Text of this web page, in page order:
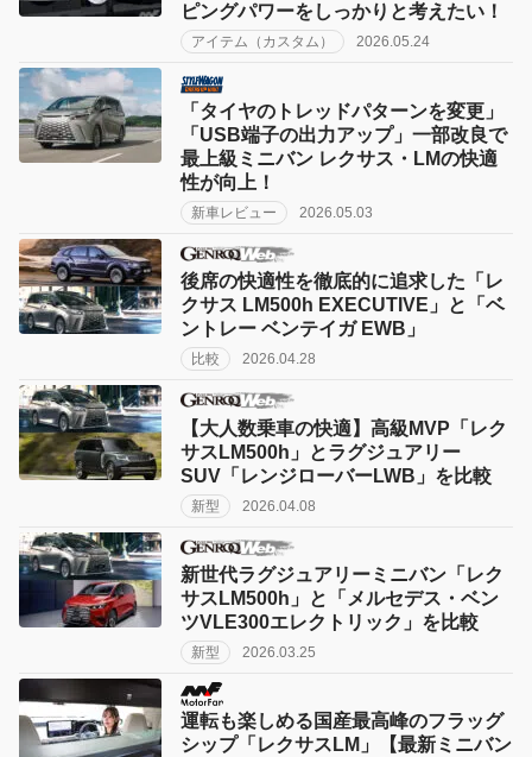
ピングパワーをしっかりと考えたい！
アイテム（カスタム） 2026.05.24
「タイヤのトレッドパターンを変更」
「USB端子の出力アップ」一部改良で
最上級ミニバン レクサス・LMの快適
性が向上！
新車レビュー 2026.05.03
後席の快適性を徹底的に追求した「レ
クサス LM500h EXECUTIVE」と「ベ
ントレー ベンテイガ EWB」
比較 2026.04.28
【大人数乗車の快適】高級MVP「レク
サスLM500h」とラグジュアリー
SUV「レンジローバーLWB」を比較
新型 2026.04.08
新世代ラグジュアリーミニバン「レク
サスLM500h」と「メルセデス・ベン
ツVLE300エレクトリック」を比較
新型 2026.03.25
運転も楽しめる国産最高峰のフラッグ
シップ「レクサスLM」【最新ミニバン